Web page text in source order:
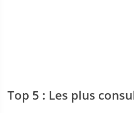
Top 5 : Les plus